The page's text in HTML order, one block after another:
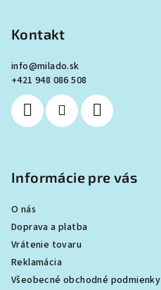
Kontakt
info@milado.sk
+421 948 086 508
Informácie pre vás
O nás
Doprava a platba
Vrátenie tovaru
Reklamácia
Všeobecné obchodné podmienky